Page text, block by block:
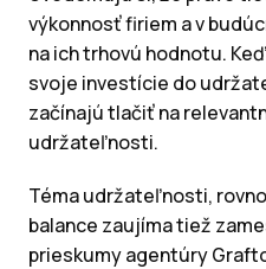
výkonnosť firiem a v
na ich trhovú hodnotu.
svoje investície do
začínajú tlačiť na
udržateľnosti.
Téma udržateľnosti,
balance zaujíma tiež
prieskumy agentúry